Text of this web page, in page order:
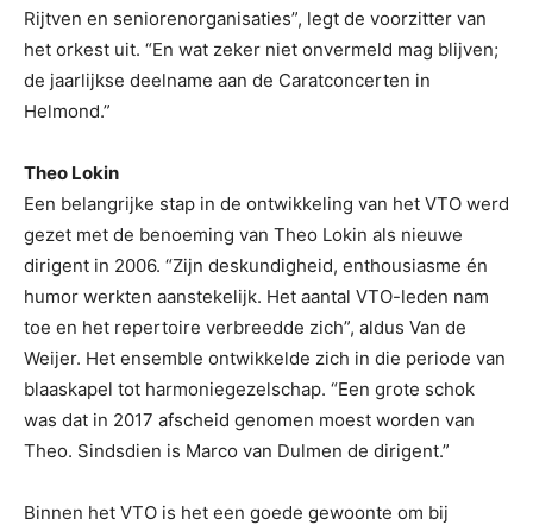
Rijtven en seniorenorganisaties”, legt de voorzitter van
het orkest uit. “En wat zeker niet onvermeld mag blijven;
de jaarlijkse deelname aan de Caratconcerten in
Helmond.”
Theo Lokin
Een belangrijke stap in de ontwikkeling van het VTO werd
gezet met de benoeming van Theo Lokin als nieuwe
dirigent in 2006. “Zijn deskundigheid, enthousiasme én
humor werkten aanstekelijk. Het aantal VTO-leden nam
toe en het repertoire verbreedde zich”, aldus Van de
Weijer. Het ensemble ontwikkelde zich in die periode van
blaaskapel tot harmoniegezelschap. “Een grote schok
was dat in 2017 afscheid genomen moest worden van
Theo. Sindsdien is Marco van Dulmen de dirigent.”
Binnen het VTO is het een goede gewoonte om bij